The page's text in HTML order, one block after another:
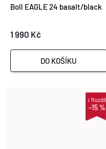
Ů
K
T
Ů
Boll EAGLE 24 basalt/black
1 990 Kč
DO KOŠÍKU
–15 %
iRozdíl